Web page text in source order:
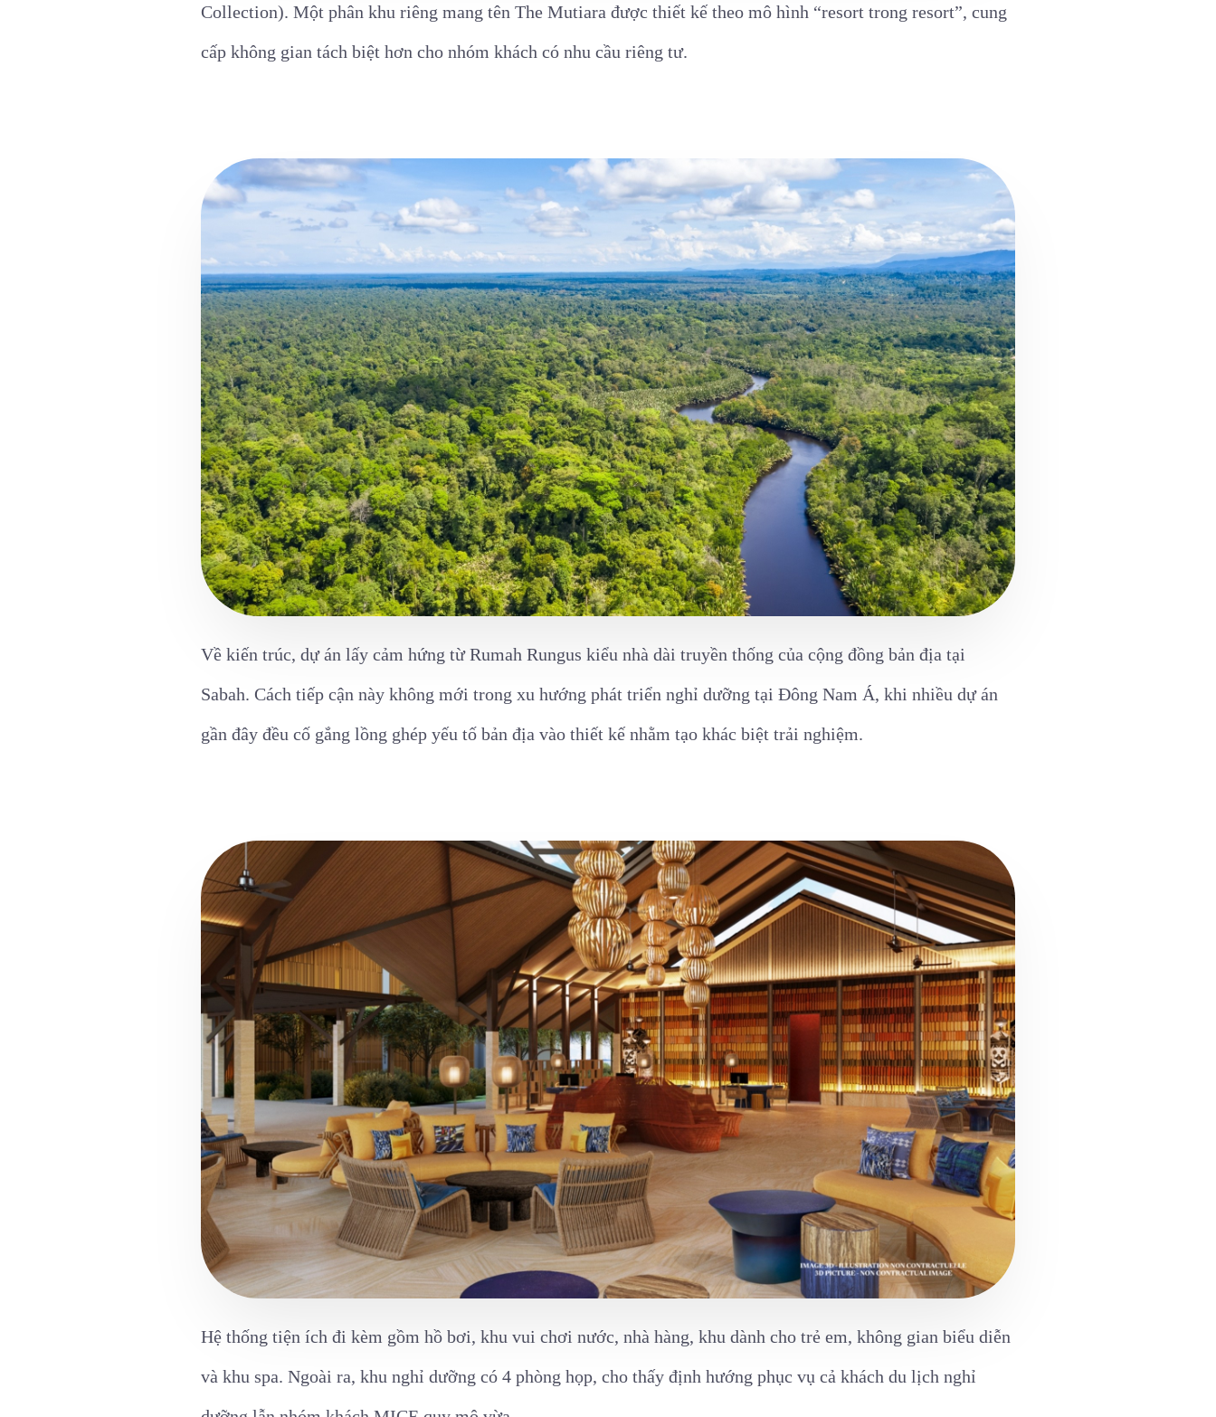
Collection). Một phân khu riêng mang tên The Mutiara được thiết kế theo mô hình “resort trong resort”, cung
cấp không gian tách biệt hơn cho nhóm khách có nhu cầu riêng tư.
Về kiến trúc, dự án lấy cảm hứng từ Rumah Rungus kiểu nhà dài truyền thống của cộng đồng bản địa tại
Sabah. Cách tiếp cận này không mới trong xu hướng phát triển nghỉ dưỡng tại Đông Nam Á, khi nhiều dự án
gần đây đều cố gắng lồng ghép yếu tố bản địa vào thiết kế nhằm tạo khác biệt trải nghiệm.
Hệ thống tiện ích đi kèm gồm hồ bơi, khu vui chơi nước, nhà hàng, khu dành cho trẻ em, không gian biểu diễn
và khu spa. Ngoài ra, khu nghỉ dưỡng có 4 phòng họp, cho thấy định hướng phục vụ cả khách du lịch nghỉ